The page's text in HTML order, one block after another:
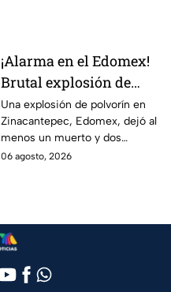
¡Alarma en el Edomex!
Brutal explosión de
polvorín en Santa
María del Monte,
Zinacantepec; reportan
al menos un muerto y
Una explosión de polvorín en
Zinacantepec, Edomex, dejó al
menos un muerto y dos
heridos; autoridades atiende la
06 agosto, 2026